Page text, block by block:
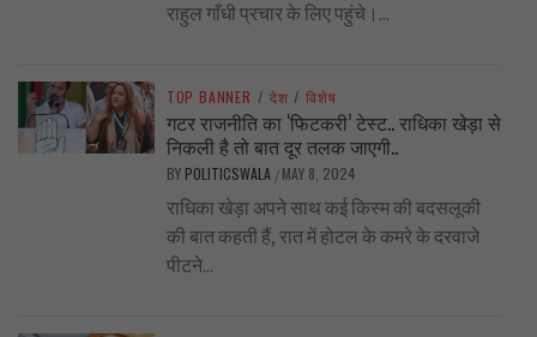
राहुल गाँधी प्रचार के लिए पहुंचे।...
TOP BANNER / देश / विशेष
गटर राजनीति का ‘फिटकरी’ टेस्ट.. राधिका खेड़ा से
निकली है तो बात दूर तलक जाएगी..
BY POLITICSWALA / MAY 8, 2024
राधिका खेड़ा अपने साथ कई किस्म की बदसलूकी
की बात कहती हैं, रात में होटल के कमरे के दरवाजे
पीटने...